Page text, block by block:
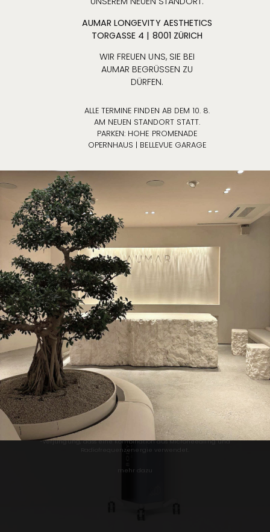
Sport
nach Absprache
3D Analyse
Auf der «Journey of the Face», Dr. med. univ. Omars
ganzheitlichem Behandlungskonzept, machen wir unseren
ersten Halt bei der 3D-Gesichts- und Hautanalyse.
mehr dazu
Morpheus 8
Morpheus8 ist ein fortschrittliches Verfahren zur Hautstraffung und
-verjüngung, dass eine Kombination aus Microneedling und
Radiofrequenzenergie verwendet.
mehr dazu
AUMAR LONGEVITY AESTHETICS
TORGASSE 4 | 8001 ZÜRICH
WIR FREUEN UNS, SIE BEI
AUMAR BEGRÜSSEN ZU
DÜRFEN.
ALLE TERMINE FINDEN AB DEM 10. 8.
AM NEUEN STANDORT STATT.
PARKEN: HOHE PROMENADE
OPERNHAUS | BELLEVUE GARAGE